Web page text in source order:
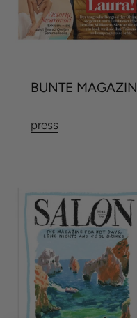
BUNTE MAGAZIN
press